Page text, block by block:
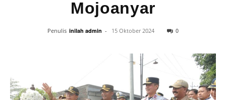
Mojoanyar
Penulis inilah admin - 15 Oktober 2024 0